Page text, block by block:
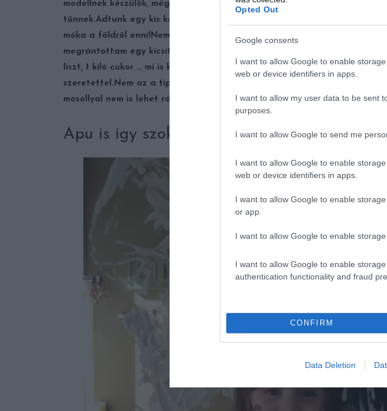
Opted Out
Google consents
I want to allow Google to enable
web or device identifiers in apps.
I want to allow my user data to be sent
purposes.
I want to allow Google to send me
I want to allow Google to enable
web or device identifiers in apps.
I want to allow Google to enable
or app.
I want to allow Google to enable
I want to allow Google to enable
authentication functionality and fraud
CONFIRM
Data Deletion
modellnek készülök, még nem is említettem?A rágógombbal végzett első
tűnnek.Adtunk egy kis kaját a kutyusoknak.
móka a földről enni! Nem árt, ha a tesó tuja, hogy hol a helye.
megrántottam egy kicsit, és hirtelen legurult.
liszt, 1 kiló cukor … mi is kell még?
Azt hiszem, vaj is kell a receptbe. Ne
szeretettel. Nem az a tipikus bűnbánó arc ez.
mosollyal nem is lehet rá haragudni.
Apu is így szokta. Vagy nem?